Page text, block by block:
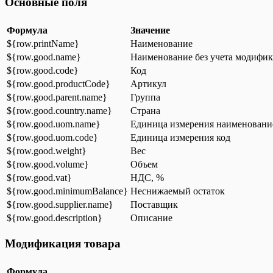
Формула
Значение
${row.printName}
Наименование
${row.good.name}
Наименование без учета
${row.good.code}
Код
${row.good.productCode}
Артикул
${row.good.parent.name}
Группа
${row.good.country.name}
Страна
${row.good.uom.name}
Единица измерения
${row.good.uom.code}
Единица измерения код
${row.good.weight}
Вес
${row.good.volume}
Объем
${row.good.vat}
НДС, %
${row.good.minimumBalance} Неснижаемый остаток
${row.good.supplier.name}
Поставщик
${row.good.description}
Описание
Модификация товара